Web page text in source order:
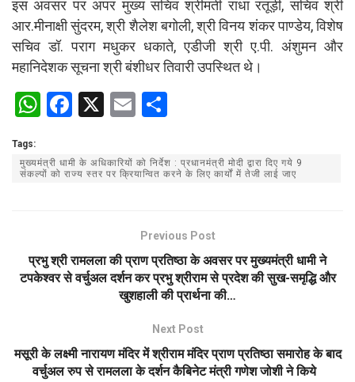
इस अवसर पर अपर मुख्य सचिव श्रीमती राधा रतूड़ी, सचिव श्री
आर.मीनाक्षी सुंदरम, श्री शैलेश बगोली, श्री विनय शंकर पाण्डेय, विशेष
सचिव डॉ. पराग मधुकर धकाते, एडीजी श्री ए.पी. अंशुमन और
महानिदेशक सूचना श्री बंशीधर तिवारी उपस्थित थे।
W
at
s
p
F
ce
b
k
X
E
ail ar
e
Tags:
मुख्यमंत्री धामी के अधिकारियों को निर्देश : प्रधानमंत्री मोदी द्वारा दिए गये 9
संकल्पों को राज्य स्तर पर क्रियान्वित करने के लिए कार्यों में तेजी लाई जाए
Previous Post
प्रभु श्री रामलला की प्राण प्रतिष्ठा के अवसर पर मुख्यमंत्री धामी ने
टपकेश्वर से वर्चुअल दर्शन कर प्रभु श्रीराम से प्रदेश की सुख-समृद्धि और
खुशहाली की प्रार्थना की…
Next Post
मसूरी के लक्ष्मी नारायण मंदिर में श्रीराम मंदिर प्राण प्रतिष्ठा समारोह के बाद
वर्चुअल रुप से रामलला के दर्शन कैबिनेट मंत्री गणेश जोशी ने किये